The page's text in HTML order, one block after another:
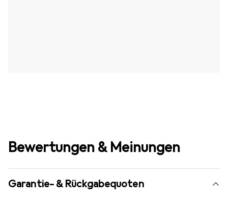
Bewertungen & Meinungen
Garantie- & Rückgabequoten